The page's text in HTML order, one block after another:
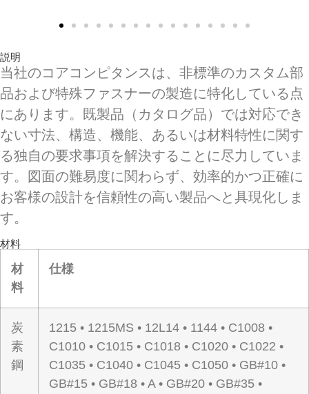
説明
当社のコアコンピタンスは、非標準のカスタム部
品および特殊ファスナーの製造に特化している点
にあります。既製品（カタログ品）では対応でき
ない寸法、構造、機能、あるいは材料特性に関す
る独自の要求事項を解決することに尽力していま
す。図面の難易度に関わらず、効率的かつ正確に
お客様の設計を信頼性の高い製品へと具現化しま
す。
材料
材
料
仕様
炭
素
鋼
1215 • 1215MS • 12L14 • 1144 • C1008 •
C1010 • C1015 • C1018 • C1020 • C1022 •
C1035 • C1040 • C1045 • C1050 • GB#10 •
GB#15 • GB#18 • A • GB#20 • GB#35 •